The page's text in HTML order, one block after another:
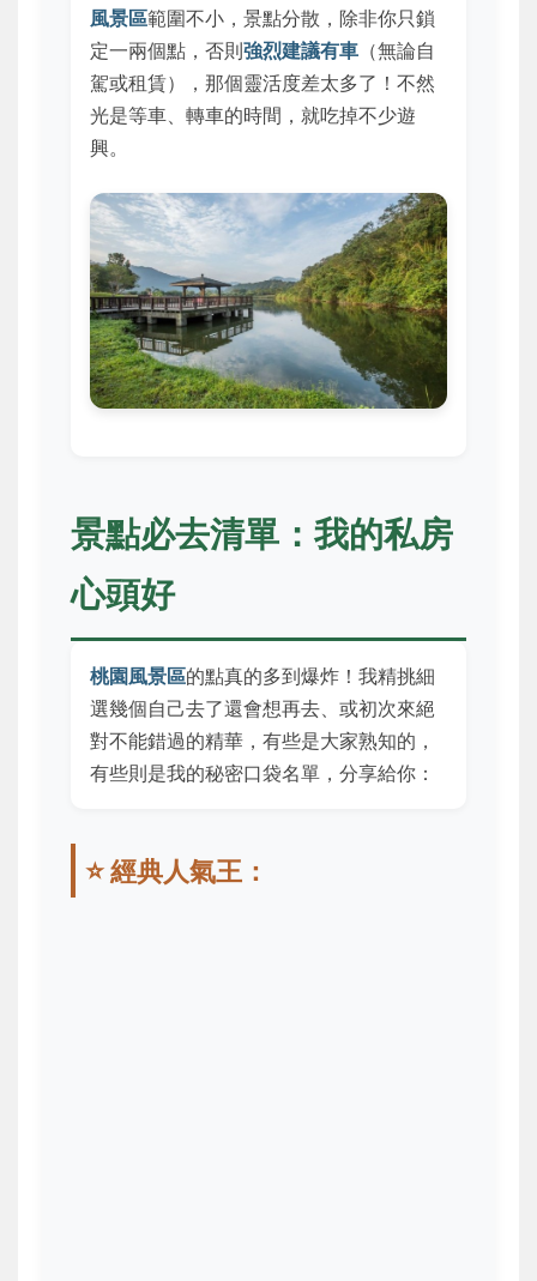
風景區範圍不小，景點分散，除非你只鎖
定一兩個點，否則強烈建議有車 （無論自
駕或租賃），那個靈活度差太多了！不然
光是等車、轉車的時間，就吃掉不少遊
興。
景點必去清單：我的私房
心頭好
桃園風景區的點真的多到爆炸！我精挑細
選幾個自己去了還會想再去、或初次來絕
對不能錯過的精華，有些是大家熟知的，
有些則是我的秘密口袋名單，分享給你：
⭐ 經典人氣王：